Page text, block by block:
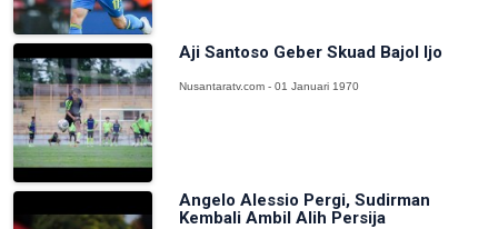
Aji Santoso Geber Skuad Bajol Ijo
Nusantaratv.com - 01 Januari 1970
Angelo Alessio Pergi, Sudirman
Kembali Ambil Alih Persija